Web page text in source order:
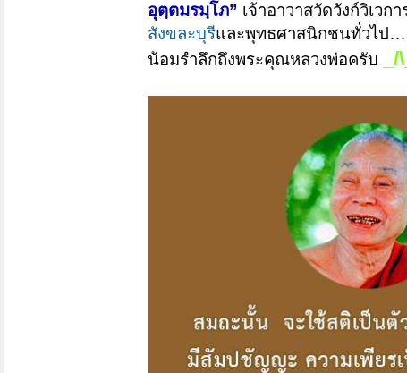
อุตฺตมรมฺโภ” เจ้าอาวาสวัดวังก์วิเว
สังขละบุรีและพุทธศาสนิกชนทั่วไป…
น้อมรำลึกถึงพระคุณหลวงพ่อครับ
_/\_